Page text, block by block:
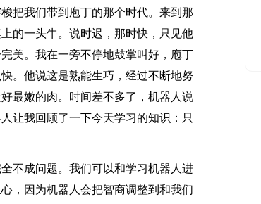
把我们带到庖丁的那个时代。来到那
的一头牛。说时迟，那时快，只见他
美。我在一旁不停地鼓掌叫好，庖丁
。他说这是熟能生巧，经过不断地努
最嫩的肉。时间差不多了，机器人说
让我回顾了一下今天学习的知识：只
不成问题。我们可以和学习机器人进
，因为机器人会把智商调整到和我们